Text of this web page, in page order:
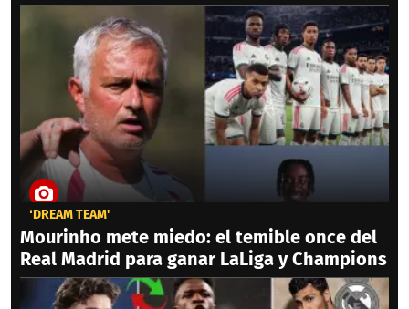
‘DREAM TEAM'
Mourinho mete miedo: el temible once del
Real Madrid para ganar LaLiga y Champions